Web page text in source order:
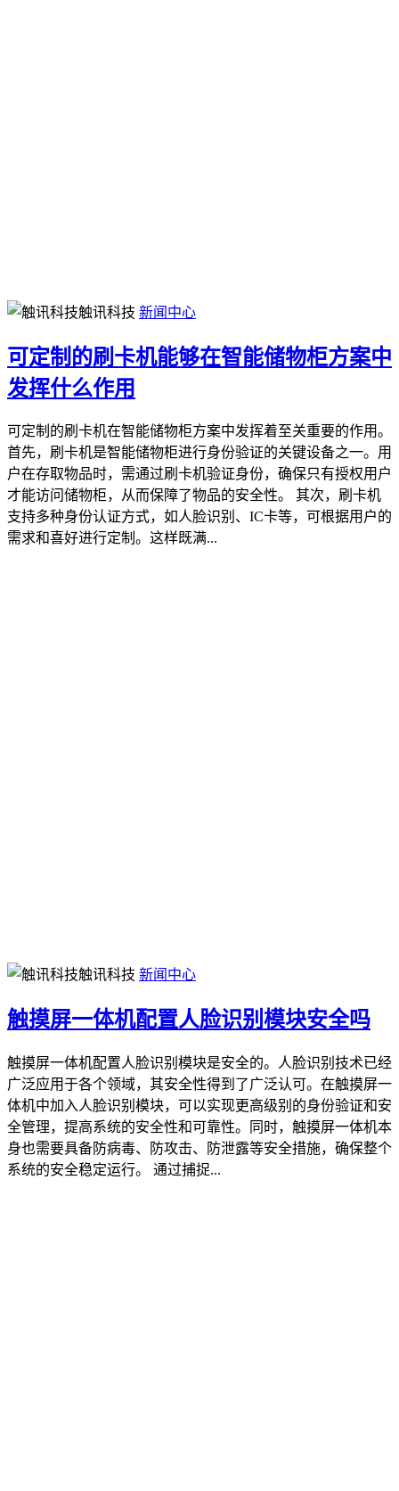
触讯科技 新闻中心
可定制的刷卡机能够在智能储物柜方案中
发挥什么作用
可定制的刷卡机在智能储物柜方案中发挥着至关重要的作用。
首先，刷卡机是智能储物柜进行身份验证的关键设备之一。用
户在存取物品时，需通过刷卡机验证身份，确保只有授权用户
才能访问储物柜，从而保障了物品的安全性。 其次，刷卡机
支持多种身份认证方式，如人脸识别、IC卡等，可根据用户的
需求和喜好进行定制。这样既满...
触讯科技 新闻中心
触摸屏一体机配置人脸识别模块安全吗
触摸屏一体机配置人脸识别模块是安全的。人脸识别技术已经
广泛应用于各个领域，其安全性得到了广泛认可。在触摸屏一
体机中加入人脸识别模块，可以实现更高级别的身份验证和安
全管理，提高系统的安全性和可靠性。同时，触摸屏一体机本
身也需要具备防病毒、防攻击、防泄露等安全措施，确保整个
系统的安全稳定运行。 通过捕捉...